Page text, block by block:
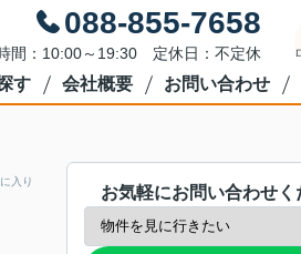
088-855-7658
間：10:00～19:30 定休日：不定休
す 会社概要 お問い合わせ
入り
お気軽にお問い合わせく